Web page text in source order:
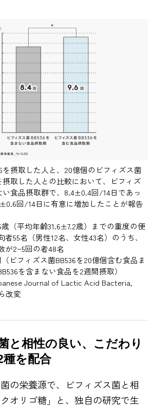
を摂取した人と、20億個のビフィズス菌
摂取した人との比較において、ビフィズ
い食品摂取群で、8.4±0.4回/14日であっ
回/14日に有意に増加したことが報告
歳（平均年齢31.6±7.2歳）までの重度の便
55名（男性12名、女性43名）のうち、
が2~5回の者48名
（ビフィズス菌BB536を20億個含む食品ま
を含まない食品を2週間摂取）
Journal of Lactic Acid Bacteria,
改変
と相性の良い、こだわり
を配合
の栄養源で、ビフィズス菌と相
オリゴ糖」と、独自の研究で生